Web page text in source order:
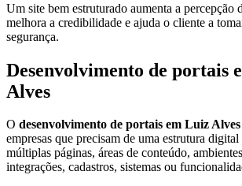
Um site bem estruturado aumenta a percepção
melhora a credibilidade e ajuda o cliente a
segurança.
Desenvolvimento de portais
Alves
O desenvolvimento de portais em Luiz Alves
empresas que precisam de uma estrutura
múltiplas páginas, áreas de conteúdo,
integrações, cadastros, sistemas ou